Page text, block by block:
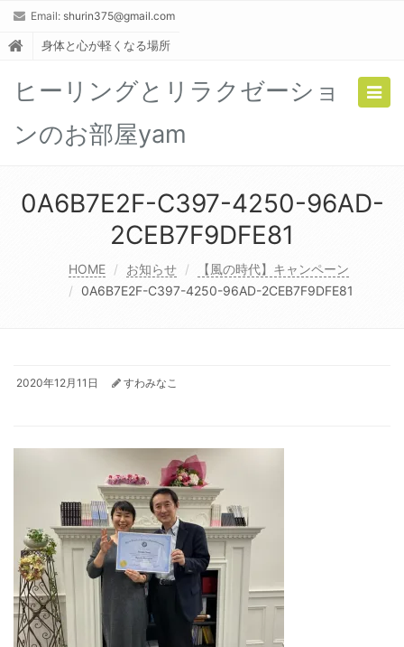
Email: shurin375@gmail.com
身体と心が軽くなる場所
ヒーリングとリラクゼーショ
ンのお部屋yam
0A6B7E2F-C397-4250-96AD-
2CEB7F9DFE81
HOME お知らせ
【風の時代】キャンペーン
0A6B7E2F-C397-4250-96AD-2CEB7F9DFE81
2020年12月11日 すわみなこ